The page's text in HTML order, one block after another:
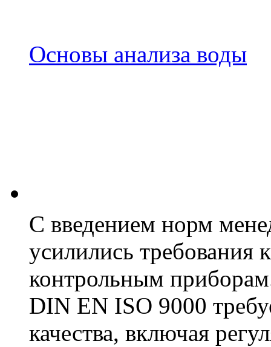
Основы анализа воды
С введением норм
усилились требования
контрольным
DIN EN ISO 9000
качества, включая